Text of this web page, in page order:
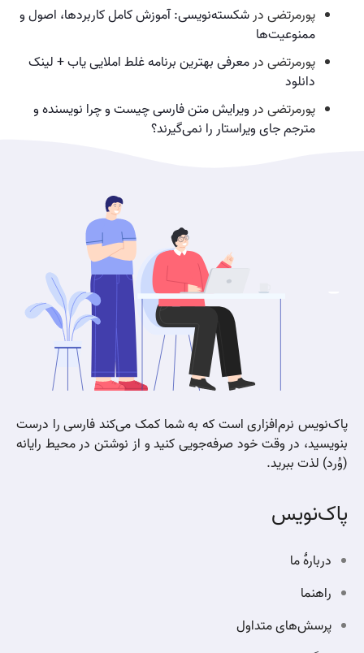
پورمرتضیدرشکسته‌نویسی: آموزش کامل کاربردها، اصول و
ممنوعیت‌ها
پورمرتضیدرمعرفی بهترین برنامه غلط املایی یاب + لینک
دانلود
پورمرتضیدر ویرایش متن فارسی چیست و چرا نویسنده و
مترجم جای ویراستار را نمی‌گیرند؟
پاک‌نویس
دربارهٔ ما
راهنما
پرسش‌های متداول
پاک‌نویس نرم‌افزاری است که به شما کمک می‌کند فارسی را درست
بنویسید، در وقت خود صرفه‌جویی کنید و از نوشتن در محیط رایانه
(وُرد) لذت ببرید.